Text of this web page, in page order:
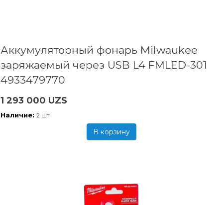
Аккумуляторный фонарь Milwaukee
заряжаемый через USB L4 FMLED-301
4933479770
1 293 000 UZS
Наличие: 2 шт
В корзину